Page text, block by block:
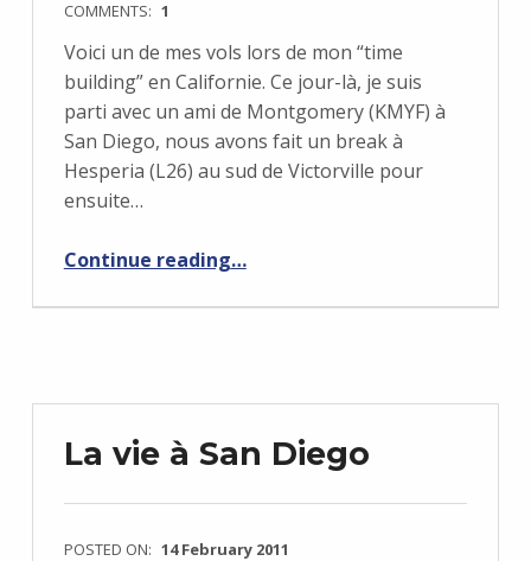
COMMENTS: 1
Voici un de mes vols lors de mon “time
building” en Californie. Ce jour-là, je suis
parti avec un ami de Montgomery (KMYF) à
San Diego, nous avons fait un break à
Hesperia (L26) au sud de Victorville pour
ensuite…
Continue reading“Vol VFR avec atterrissage à Las Vegas Mc Carran”
…
La vie à San Diego
POSTED ON: 14 February 2011